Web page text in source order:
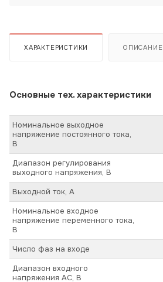
ХАРАКТЕРИСТИКИ ОПИСАНИЕ
Основные тех. характеристики
Номинальное выходное
напряжение постоянного тока,
В
Диапазон регулирования
выходного напряжения, В
Выходной ток, А
Номинальное входное
напряжение переменного тока,
В
Число фаз на входе
Диапазон входного
напряжения AC, В